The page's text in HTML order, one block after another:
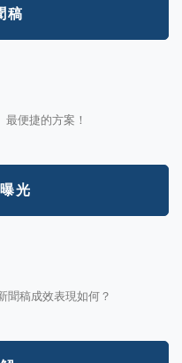
稿
便捷的方案！
光
聞稿成效表現如何？